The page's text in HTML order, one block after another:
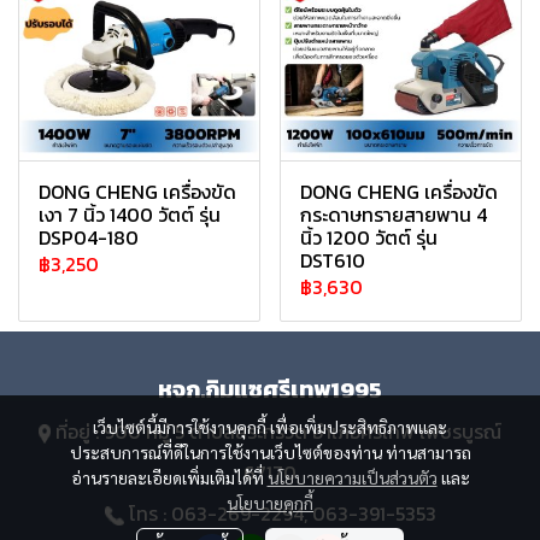
DONG CHENG เครื่องขัด
เงา 7 นิ้ว 1400 วัตต์ รุ่น
DSP04-180
฿3,250
DONG CHENG เครื่องขัด
กระดาษทรายสายพาน 4
นิ้ว 1200 วัตต์ รุ่น
DST610
฿3,630
เว็บไซต์นี้มีการใช้งานคุกกี้ เพื่อเพิ่มประสิทธิภาพและ
ประสบการณ์ที่ดีในการใช้งานเว็บไซต์ของท่าน ท่านสามารถ
อ่านรายละเอียดเพิ่มเติมได้ที่ นโยบายความเป็นส่วนตัว และ
นโยบายคุกกี้
หจก.กิมแซศรีเทพ1995
ที่อยู่ : 900 หมู่ 5 ตำบลสระกรวด อำเภอศรีเทพ เพชรบูรณ์
67170
โทร : 063-269-2294, 063-391-5353